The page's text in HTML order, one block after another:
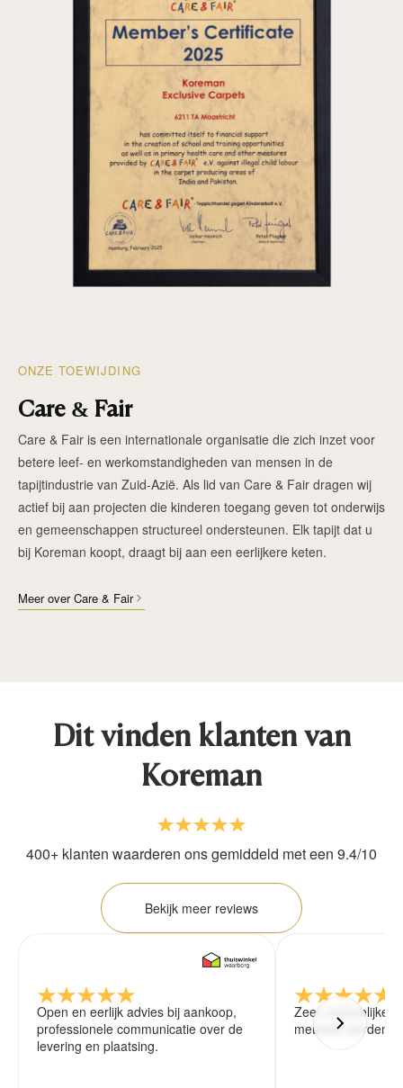
ONZE TOEWIJDING
Care & Fair
Care & Fair is een internationale organisatie die zich inzet voor
betere leef- en werkomstandigheden van mensen in de
tapijtindustrie van Zuid-Azië. Als lid van Care & Fair dragen wij
actief bij aan projecten die kinderen toegang geven tot onderwijs
en gemeenschappen structureel ondersteunen. Elk tapijt dat u
bij Koreman koopt, draagt bij aan een eerlijkere keten.
Meer over Care & Fair
Dit vinden klanten van
Koreman
400+ klanten waarderen ons gemiddeld met een 9.4/10
Bekijk meer reviews
Open en eerlijk advies bij aankoop,
professionele communicatie over de
levering en plaatsing.
Zeer vriendelijke
meubels worden